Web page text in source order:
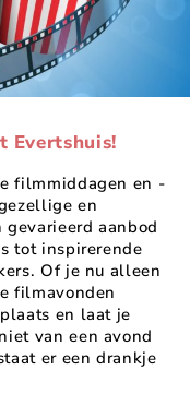
Evertshuis!
filmmiddagen en -
en
aanbod
tot inspirerende
Of je nu alleen
filmavonden
en laat je
van een avond
er een drankje